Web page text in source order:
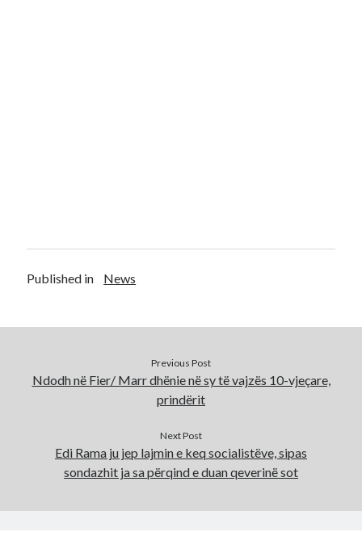
Published in News
Previous Post
Ndodh në Fier/ Marr dhënie në sy të vajzës 10-vjeçare,
prindërit
Next Post
Edi Rama ju jep lajmin e keq socialistëve, sipas
sondazhit ja sa përqind e duan qeverinë sot